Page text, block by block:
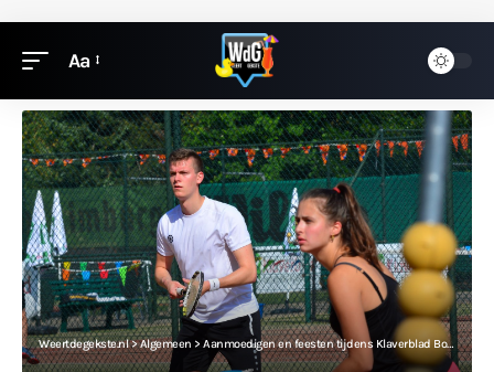
Aa
Weertdegekste.nl>Algemeen > Aanmoedigen en feesten tijdens Klaverblad Boshoven Open Toernooi